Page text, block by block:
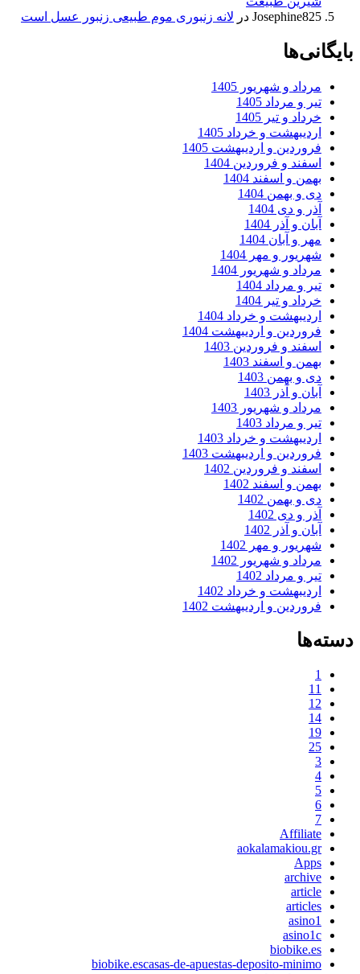
Josephine825 در لانه زنبوری موم طبیعی زنبور عسل است
بایگانی‌ها
مرداد و شهریور 1405
تیر و مرداد 1405
خرداد و تیر 1405
اردیبهشت و خرداد 1405
فروردین و اردیبهشت 1405
اسفند و فروردین 1404
بهمن و اسفند 1404
دی و بهمن 1404
آذر و دی 1404
آبان و آذر 1404
مهر و آبان 1404
شهریور و مهر 1404
مرداد و شهریور 1404
تیر و مرداد 1404
خرداد و تیر 1404
اردیبهشت و خرداد 1404
فروردین و اردیبهشت 1404
اسفند و فروردین 1403
بهمن و اسفند 1403
دی و بهمن 1403
آبان و آذر 1403
مرداد و شهریور 1403
تیر و مرداد 1403
اردیبهشت و خرداد 1403
فروردین و اردیبهشت 1403
اسفند و فروردین 1402
بهمن و اسفند 1402
دی و بهمن 1402
آذر و دی 1402
آبان و آذر 1402
شهریور و مهر 1402
مرداد و شهریور 1402
تیر و مرداد 1402
اردیبهشت و خرداد 1402
فروردین و اردیبهشت 1402
دسته‌ها
1
11
12
14
19
25
3
4
5
6
7
Affiliate
aokalamakiou.gr
Apps
archive
article
articles
asino1
asino1c
biobike.es
biobike.escasas-de-apuestas-deposito-minimo